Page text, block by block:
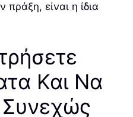
είναι η ίδια
Και Να
Συνεχώς